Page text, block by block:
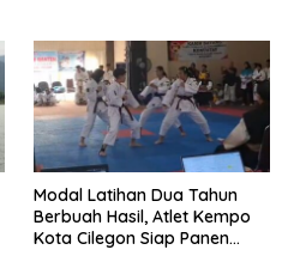
Modal Latihan Dua Tahun
Berbuah Hasil, Atlet Kempo
Kota Cilegon Siap Panen